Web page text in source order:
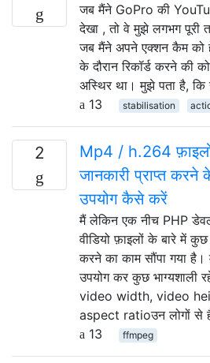
जब मैंने GoPro की
देखा , तो वे मुझे लगभग
जब मैंने अपने एक्शन कैम को
के दौरान रिकॉर्ड करने की
अस्थिर था। मुझे पता है,
13
stabilisation
2
Mp4 / h.264
जानकारी प्राप्त
उपयोग कैसे करें
मैं लेकिन एक नीच PHP
वीडियो फ़ाइलों के बारे में कुछ
करने का काम सौंपा गया
उपयोग कर कुछ
video width, video
aspect ratioउन लोगों से
13
ffmpeg